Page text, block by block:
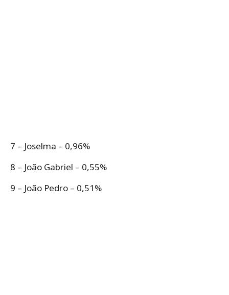
7 – Joselma – 0,96%
8 – João Gabriel – 0,55%
9 – João Pedro – 0,51%